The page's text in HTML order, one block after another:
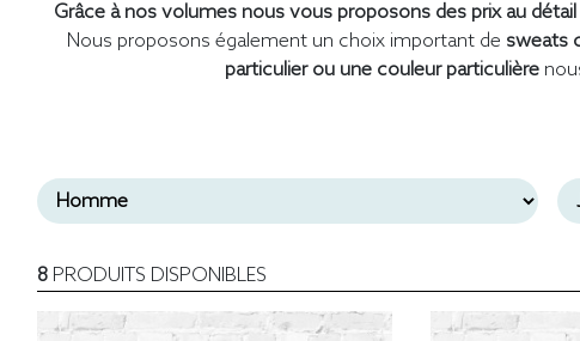
Grâce à nos volumes nous vous proposons des prix au
Nous proposons également un choix important de sweats
particulier ou une couleur particulière
8 PRODUITS DISPONIBLES